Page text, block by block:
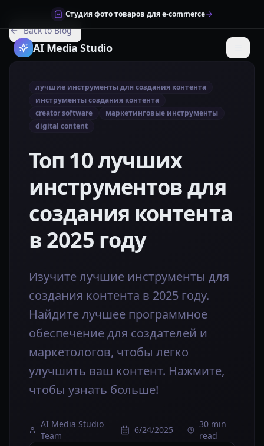
Студия фото товаров для e-commerce
AI Media Studio
Back to Blog
лучшие инструменты для создания контента
инструменты создания контента
creator software
маркетинговые инструменты
digital content
Топ 10 лучших
инструментов для
создания контента
в 2025 году
Изучите лучшие инструменты для
создания контента в 2025 году.
Найдите лучшее программное
обеспечение для создателей и
маркетологов, чтобы легко
улучшить ваш контент. Нажмите,
чтобы узнать больше!
AI Media Studio
Team
6/24/2025
30 min
read